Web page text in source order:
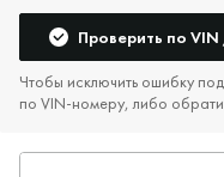
Проверить по
Чтобы исключить ошибку
по VIN‑номеру, либо